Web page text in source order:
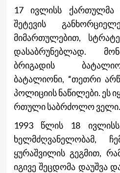
17 ივლისს ქართულმა
შეტევის
მიმართულებით,
დასაბრუნებლად.
ბრიგადის
ბატალიონი, “თეთრი
პოლიციის ნაწილები. ეს
რთული საბრძოლო ველი.
1993 წლის 18
ხელმძღვანელობამ,
ყურაშვილის გეგმით,
იგივე შეცდომა დაუშვა